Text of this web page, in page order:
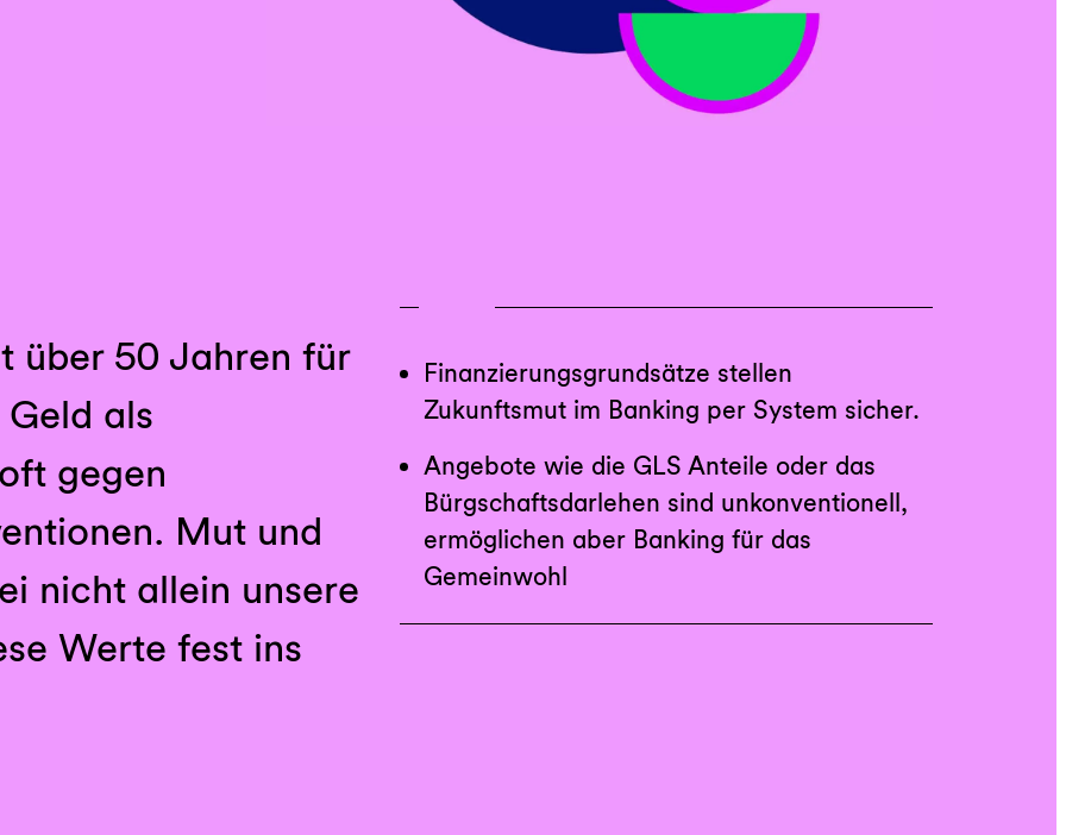
über 50 Jahren für
als
gegen
Mut und
nicht allein unsere
Werte fest ins
Finanzierungsgrundsätze stellen
Zukunftsmut im Banking per System sicher.
Angebote wie die GLS Anteile oder das
Bürgschaftsdarlehen sind unkonventionell,
ermöglichen aber Banking für das
Gemeinwohl